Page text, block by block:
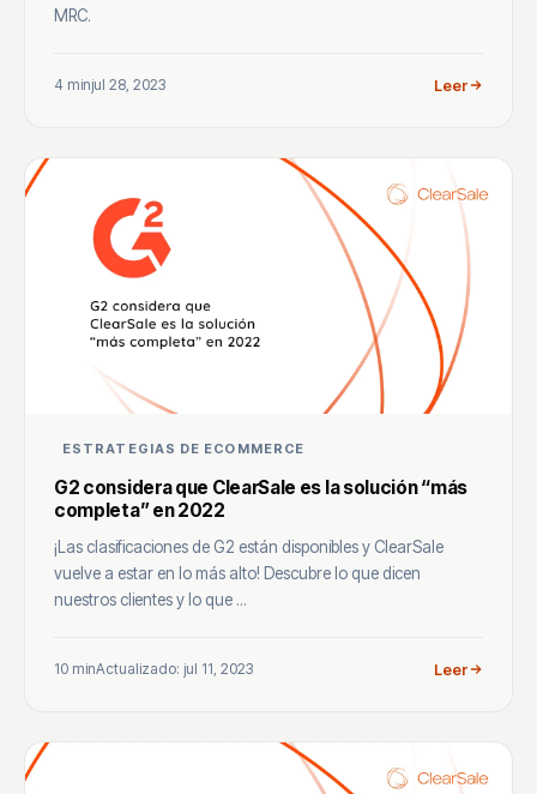
MRC.
4 minjul 28, 2023 Leer
ESTRATEGIAS DE ECOMMERCE
G2 considera que ClearSale es la solución “más
completa” en 2022
¡Las clasificaciones de G2 están disponibles y ClearSale
vuelve a estar en lo más alto! Descubre lo que dicen
nuestros clientes y lo que ...
10 minActualizado: jul 11, 2023 Leer